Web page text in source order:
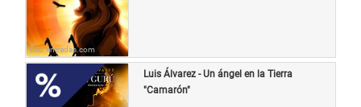
Bild: entradas.com
Luis Álvarez - Un ángel en la Tierra
"Camarón"